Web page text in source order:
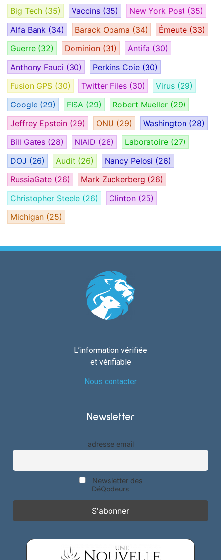
Big Tech (35) Vaccins (35) New York Post (35)
Alfa Bank (34) Barack Obama (34) Émeute (33)
Guerre (32) Dominion (31) Antifa (30)
Anthony Fauci (30) Perkins Coie (30)
Fusion GPS (30) Twitter Files (30) Virus (29)
Google (29) FISA (29) Robert Mueller (29)
Jeffrey Epstein (29) ONU (29) Washington (28)
Bill Gates (28) NIAID (28) Laboratoire (27)
DOJ (26) Audit (26) Nancy Pelosi (26)
RussiaGate (26) Mark Zuckerberg (26)
Christopher Steele (26) Clinton (25)
Michigan (25)
L’information vérifiée
et vérifiable
Nous contacter
Newsletter
adresse email
Newsletter des
DéQodeurs